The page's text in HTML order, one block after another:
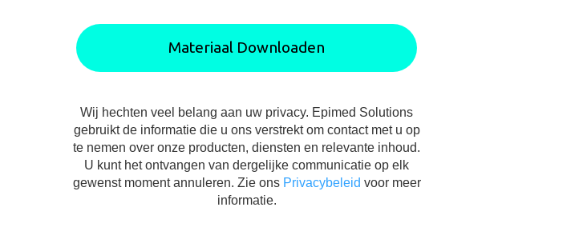
Materiaal Downloaden
Wij hechten veel belang aan uw privacy. Epimed Solutions
gebruikt de informatie die u ons verstrekt om contact met u op
te nemen over onze producten, diensten en relevante inhoud.
U kunt het ontvangen van dergelijke communicatie op elk
gewenst moment annuleren. Zie ons Privacybeleid voor meer
informatie.